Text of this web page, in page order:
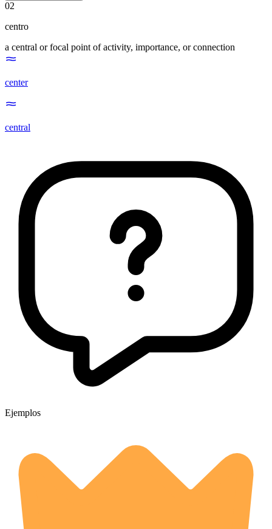
02
centro
a central or focal point of activity, importance, or connection
center
central
Ejemplos